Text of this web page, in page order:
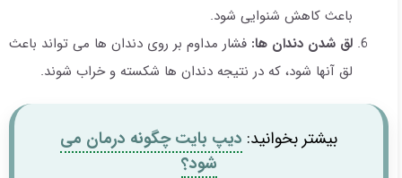
باعث کاهش شنوایی شود.
لق شدن دندان ها: فشار مداوم بر روی دندان ها می تواند باعث
لق آنها شود، که در نتیجه دندان ها شکسته و خراب شوند.
بیشتر بخوانید: دیپ بایت چگونه درمان می
شود؟